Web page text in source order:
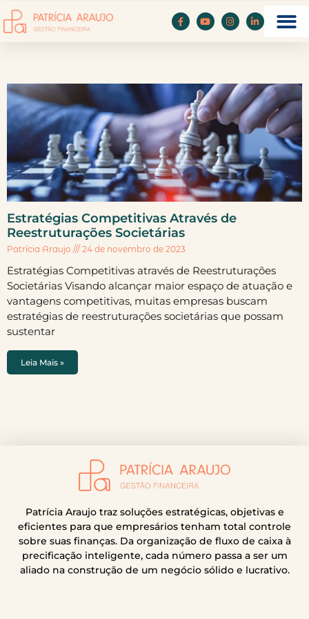
Estratégias Competitivas Através de
Reestruturações Societárias
Patrícia Araujo 24 de novembro de 2023
Estratégias Competitivas através de Reestruturações
Societárias Visando alcançar maior espaço de atuação e
vantagens competitivas, muitas empresas buscam
estratégias de reestruturações societárias que possam
sustentar
Leia Mais »
Patrícia Araujo traz soluções estratégicas, objetivas e
eficientes para que empresários tenham total controle
sobre suas finanças. Da organização de fluxo de caixa à
precificação inteligente, cada número passa a ser um
aliado na construção de um negócio sólido e lucrativo.